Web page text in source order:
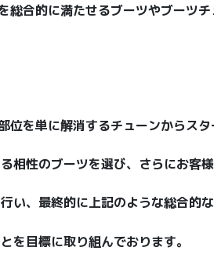
合的に満たせるブーツやブーツチ
を単に解消するチューンからス
相性のブーツを選び、さらにお客
い、最終的に上記のような総合的
を目標に取り組んでおります。